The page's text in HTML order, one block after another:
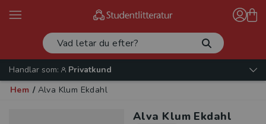
Handlar som:
Privatkund
Hem / Alva Klum Ekdahl
Alva Klum Ekdahl